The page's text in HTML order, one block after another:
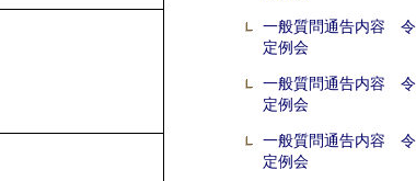
一般質問通告内容 令
定例会
一般質問通告内容 令
定例会
一般質問通告内容 令
定例会